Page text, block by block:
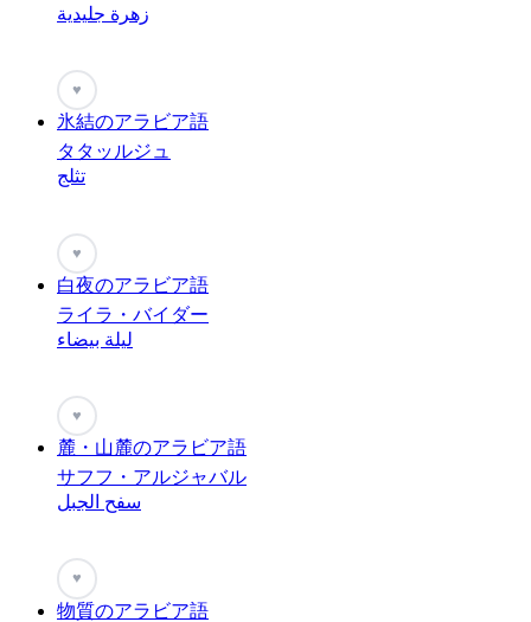
زهرة جليدية
♥
氷結のアラビア語
タタッルジュ
تثلج
♥
白夜のアラビア語
ライラ・バイダー
ليلة بيضاء
♥
麓・山麓のアラビア語
サフフ・アルジャバル
سفح الجبل
♥
物質のアラビア語